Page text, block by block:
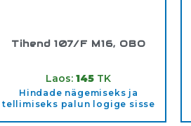
Tihend 107/F M16, OBO
Laos:145 TK
Hindade nägemiseks ja
tellimiseks palun logige sisse